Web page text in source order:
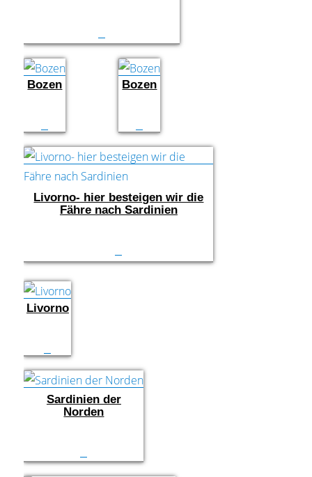
Bozen Bozen
Livorno- hier besteigen wir die
Fähre nach Sardinien
Livorno
Sardinien der
Norden